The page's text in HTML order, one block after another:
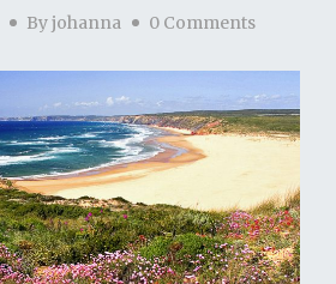
Byjohanna 0 Comments